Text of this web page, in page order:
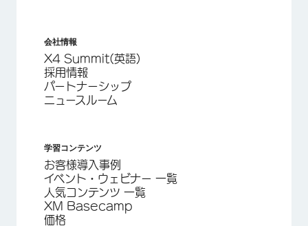
会社情報
X4 Summit(英語)
採用情報
パートナーシップ
ニュースルーム
学習コンテンツ
お客様導入事例
イベント・ウェビナー 一覧
人気コンテンツ 一覧
XM Basecamp
価格